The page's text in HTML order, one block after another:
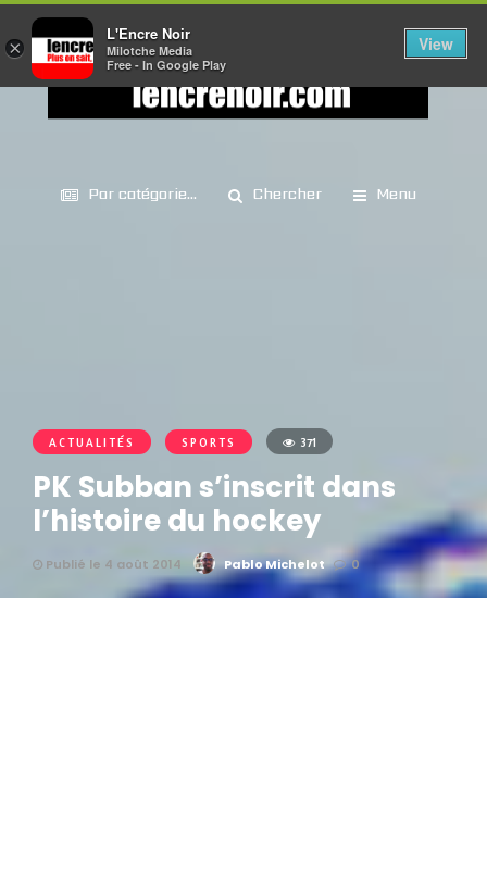
Par catégorie... Chercher Menu
ACTUALITÉS SPORTS 371
PK Subban s’inscrit dans
l’histoire du hockey
Publié le 4 août 2014 Pablo Michelot 0
×
L'Encre Noir
Milotche Media
Free - In Google Play
View